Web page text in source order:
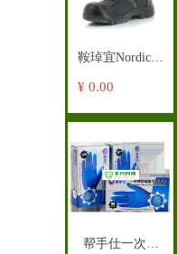
鞍琸宜Nordic冬
季安全靴
¥ 0.00
帮手仕一次性